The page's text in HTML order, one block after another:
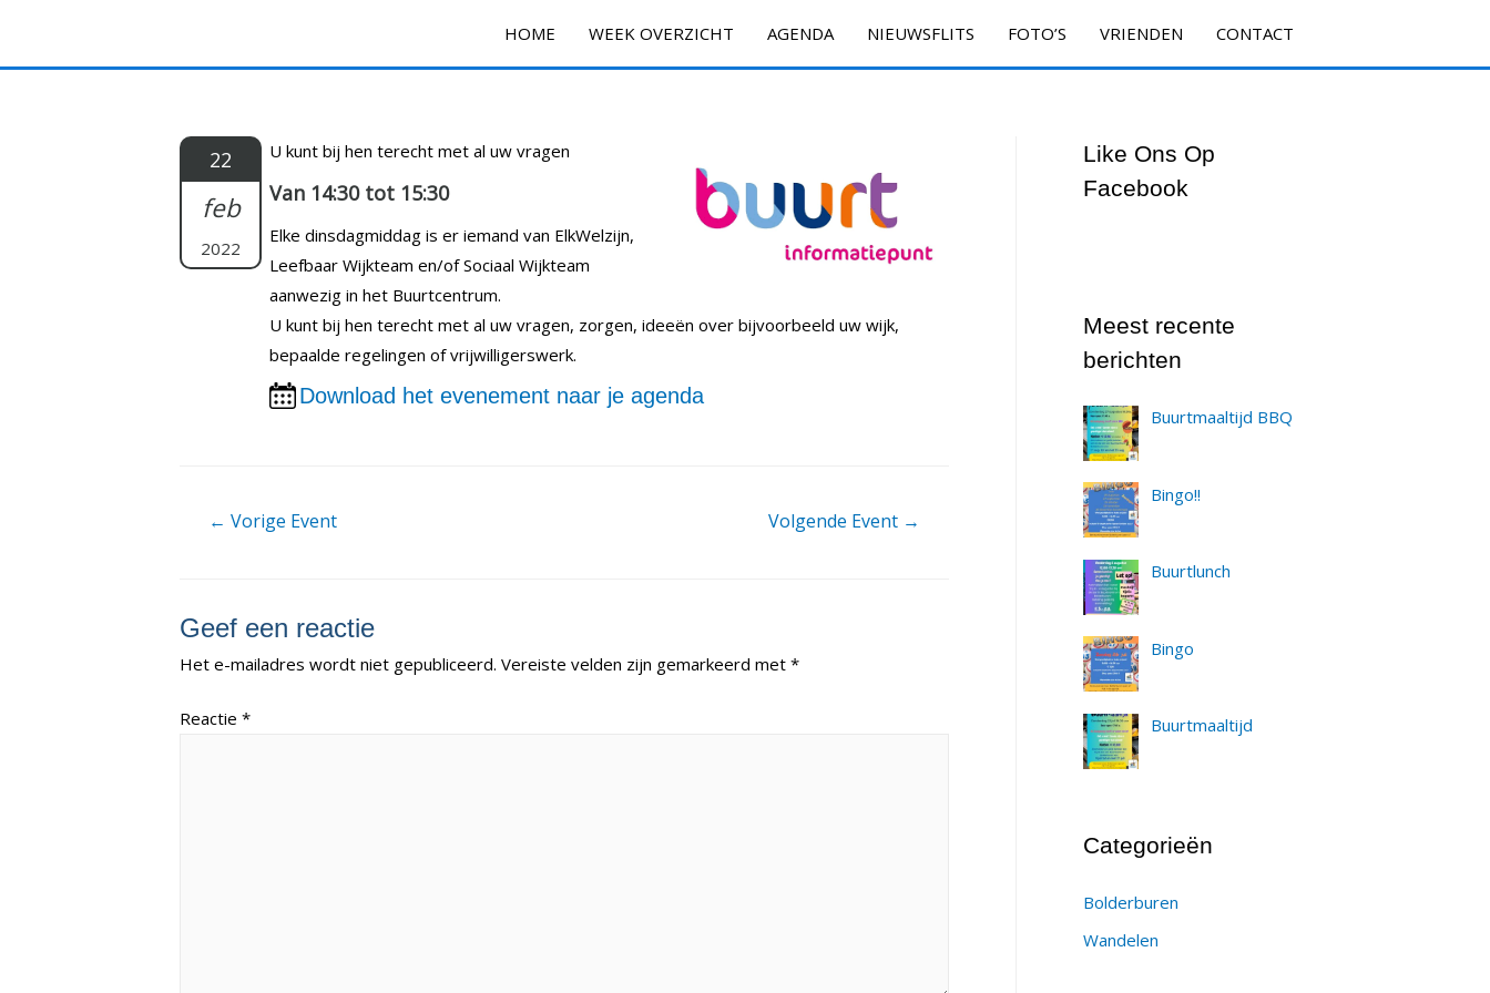
inhoud
HOME WEEK OVERZICHT AGENDA NIEUWSFLITS FOTO’S VRIENDEN CONTACT
22
feb
2022
U kunt bij hen terecht met al uw vragen
Van 14:30 tot 15:30
Elke dinsdagmiddag is er iemand van ElkWelzijn,
Leefbaar Wijkteam en/of Sociaal Wijkteam
aanwezig in het Buurtcentrum.
U kunt bij hen terecht met al uw vragen, zorgen, ideeën over bijvoorbeeld uw wijk,
bepaalde regelingen of vrijwilligerswerk.
Download het evenement naar je agenda
Berichtnavigatie
← Vorige Event Volgende Event →
Geef een reactie
Het e-mailadres wordt niet gepubliceerd. Vereiste velden zijn gemarkeerd met *
Reactie *
Like Ons Op
Facebook
Meest recente
berichten
Buurtmaaltijd BBQ
Bingo!!
Buurtlunch
Bingo
Buurtmaaltijd
Categorieën
Bolderburen
Wandelen